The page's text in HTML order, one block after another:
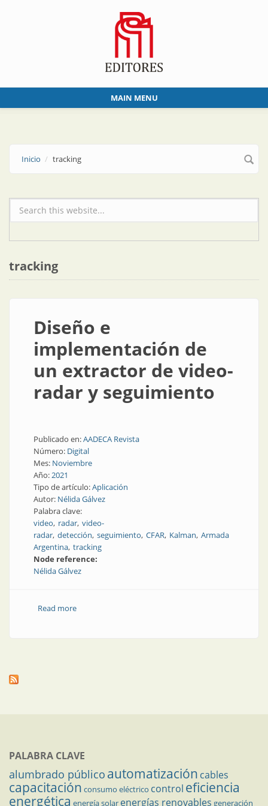
MAIN MENU
Inicio tracking
Formulario de búsqueda
tracking
Diseño e
implementación de
un extractor de video-
radar y seguimiento
Publicado en:AADECA Revista
Número: Digital
Mes: Noviembre
Año:2021
Tipo de artículo:Aplicación
Autor: Nélida Gálvez
Palabra clave:
video radar video-
radar detección seguimiento CFAR Kalman Armada
Argentina tracking
Node reference:
Nélida Gálvez
Read moreabout Diseño e implementación de un extractor de
PALABRA CLAVE
alumbrado público automatización cables
capacitación consumo eléctrico control eficiencia
energética energía solar energías renovables generación